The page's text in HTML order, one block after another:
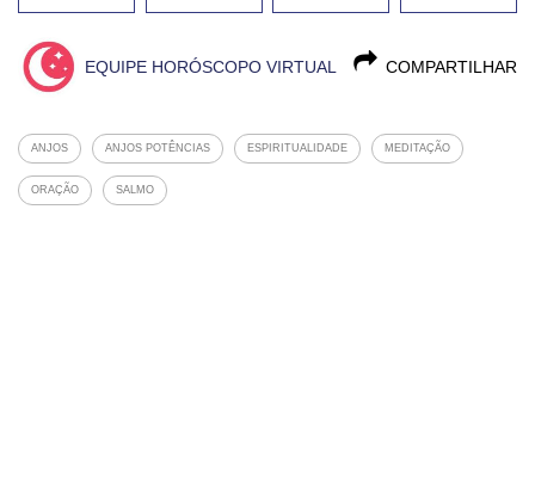
COMPARTILHAR
EQUIPE HORÓSCOPO VIRTUAL
ANJOS ANJOS POTÊNCIAS ESPIRITUALIDADE MEDITAÇÃO
ORAÇÃO SALMO